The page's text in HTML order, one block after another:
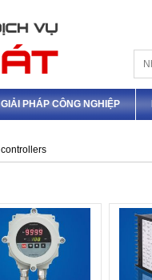
GIẢI PHÁP CÔNG NGHIỆP
controllers